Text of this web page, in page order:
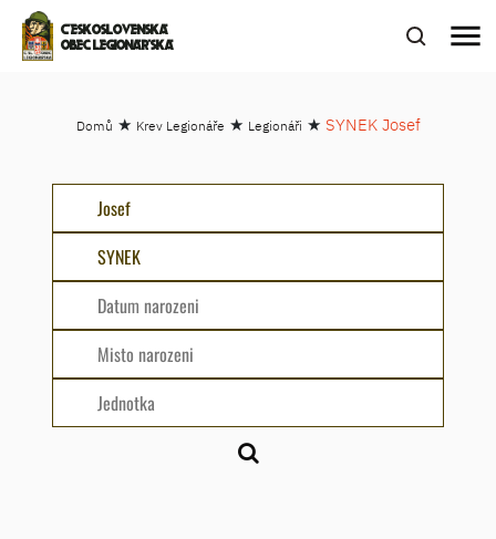
ČESKOSLOVENSKÁ
OBEC LEGIONÁŘSKÁ
menu
Domů ★ Krev Legionáře ★ Legionáři ★ SYNEK Josef